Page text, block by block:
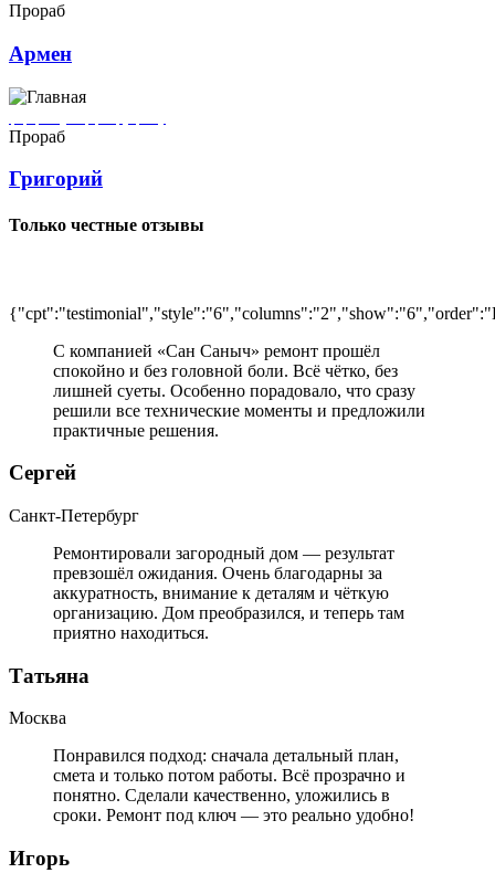
Прораб
Армен
Прораб
Григорий
Только честные отзывы
С компанией «Сан Саныч» ремонт прошёл
спокойно и без головной боли. Всё чётко, без
лишней суеты. Особенно порадовало, что сразу
решили все технические моменты и предложили
практичные решения.
Сергей
Санкт-Петербург
Ремонтировали загородный дом — результат
превзошёл ожидания. Очень благодарны за
аккуратность, внимание к деталям и чёткую
организацию. Дом преобразился, и теперь там
приятно находиться.
Татьяна
Москва
Понравился подход: сначала детальный план,
смета и только потом работы. Всё прозрачно и
понятно. Сделали качественно, уложились в
сроки. Ремонт под ключ — это реально удобно!
Игорь